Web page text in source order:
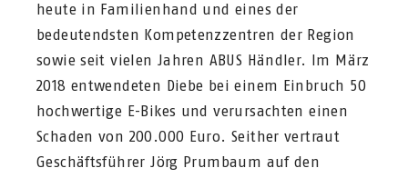
heute in Familienhand und eines der
bedeutendsten Kompetenzzentren der Region
sowie seit vielen Jahren ABUS Händler. Im März
2018 entwendeten Diebe bei einem Einbruch 50
hochwertige E-Bikes und verursachten einen
Schaden von 200.000 Euro. Seither vertraut
Geschäftsführer Jörg Prumbaum auf den